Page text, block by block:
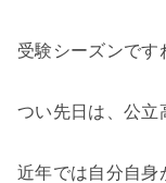
受験シーズンです
つい先日は、公立
近年では自分自身